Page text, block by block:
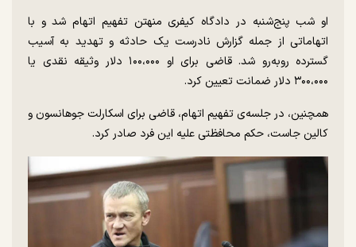
او شب پنج‌شنبه در دادگاه کیفری منهتن تفهیم اتهام شد و با
اتهاماتی از جمله گزارش نادرست یک حادثه و تهدید به آسیب
گسترده روبه‌رو شد. قاضی برای او ۱۰۰،۰۰۰ دلار وثیقه نقدی یا
۳۰۰،۰۰۰ دلار ضمانت تعیین کرد.
همچنین، در جلسه‌ی تفهیم اتهام، قاضی برای اسکارلت جوهانسون و
کالین جاست، حکم محافظتی علیه این فرد صادر کرد.